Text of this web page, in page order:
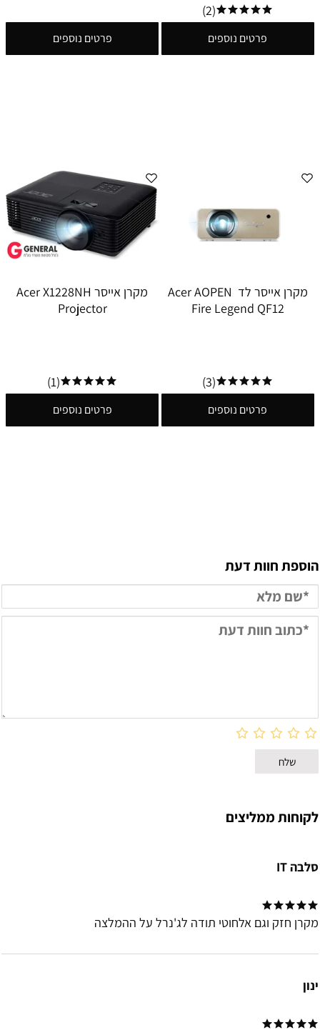
(2)
פרטים נוספים פרטים נוספים
מקרן אייסר לד Acer AOPEN
Fire Legend QF12
(3)
פרטים נוספים
מקרן אייסר Acer X1228NH
Projector
(1)
פרטים נוספים
הוספת חוות דעת
לקוחות ממליצים
סלבה IT
מקרן חזק וגם אלחוטי תודה לג'נרל על ההמלצה
ינון